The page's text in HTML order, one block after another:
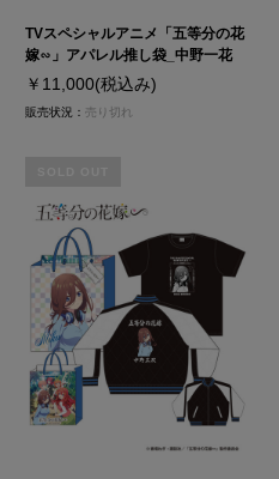
TVスペシャルアニメ「五等分の花
嫁∽」アパレル推し袋_中野一花
￥11,000(税込み)
販売状況：売り切れ